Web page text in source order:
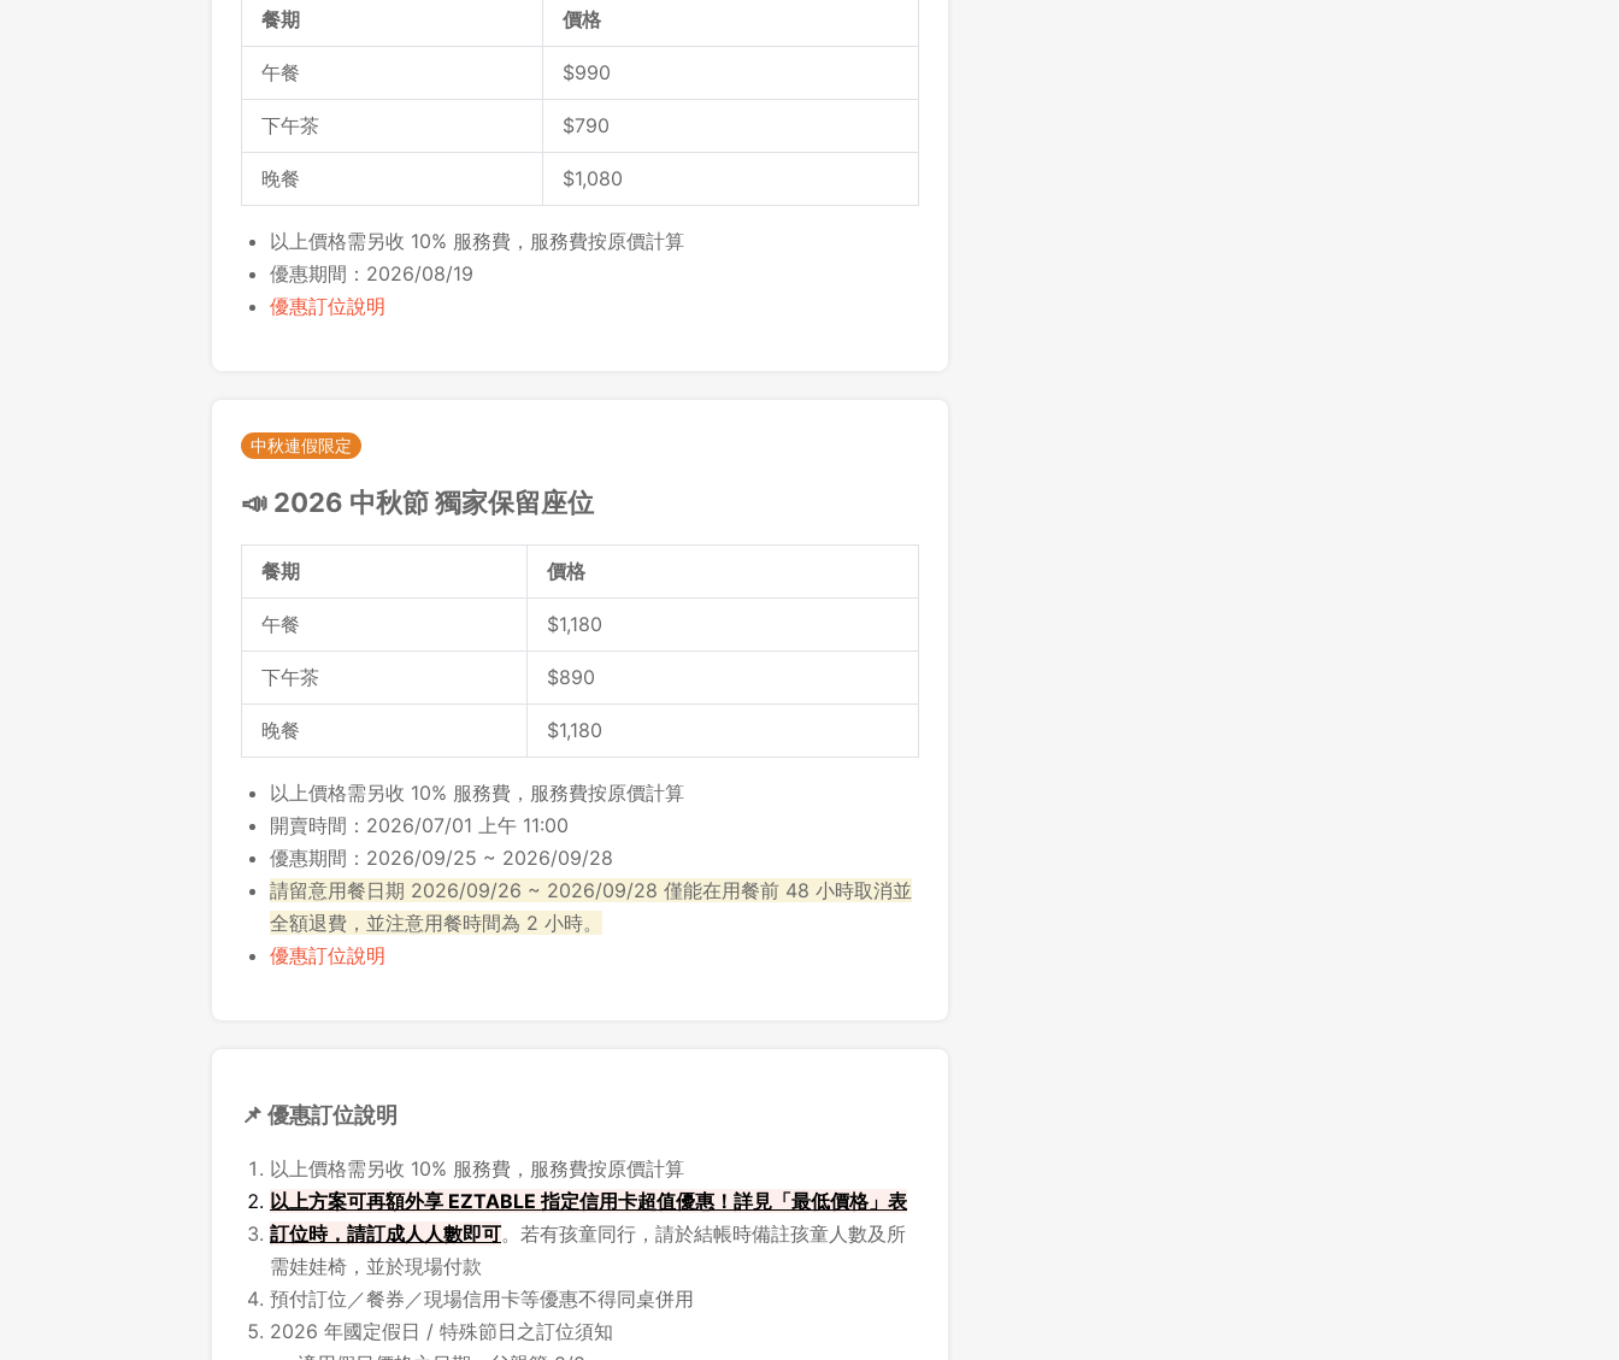
餐期 價格
午餐 $990
下午茶 $790
晚餐 $1,080
以上價格需另收 10% 服務費，服務費按原價計算
優惠期間：2026/08/19
優惠訂位說明
中秋連假限定
📣 2026 中秋節 獨家保留座位
餐期 價格
午餐 $1,180
下午茶 $890
晚餐 $1,180
以上價格需另收 10% 服務費，服務費按原價計算
開賣時間：2026/07/01 上午 11:00
優惠期間：2026/09/25 ~ 2026/09/28
請留意用餐日期 2026/09/26 ~ 2026/09/28 僅能在用餐前 48 小時取消並
全額退費，並注意用餐時間為 2 小時。
優惠訂位說明
📌 優惠訂位說明
以上價格需另收 10% 服務費，服務費按原價計算
以上方案可再額外享 EZTABLE 指定信用卡超值優惠！詳見「最低價格」表
訂位時，請訂成人人數即可。若有孩童同行，請於結帳時備註孩童人數及所
需娃娃椅，並於現場付款
預付訂位／餐券／現場信用卡等優惠不得同桌併用
2026 年國定假日 / 特殊節日之訂位須知